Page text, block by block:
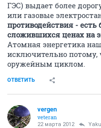
ГЭС) выдает более
или газовые
противодействия -
сложившихся ценах на
Атомная энергетика
исключительно потому,
оружейным циклом.
ОТВЕТИТЬ
vergen
veteran
22 марта 2012